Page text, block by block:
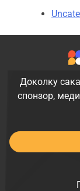
Доколку
спонзор,